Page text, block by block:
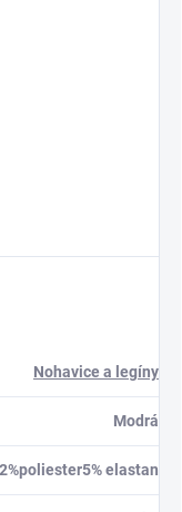
Nohavice a legíny
Modrá
elastan